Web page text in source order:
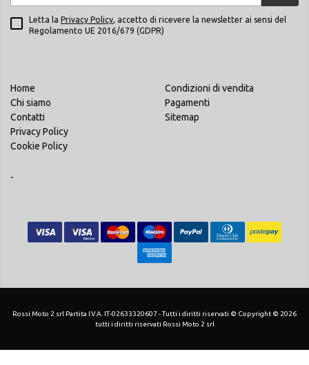
Letta la Privacy Policy , accetto di ricevere la newsletter ai sensi del
Regolamento UE 2016/679 (GDPR)
Home
Chi siamo
Contatti
Privacy Policy
Cookie Policy
Condizioni di vendita
Pagamenti
Sitemap
-
Rossi Moto 2 srl Partita I.V.A. IT-02633320607 - Tutti i diritti riservati © Copyright © 2026
tutti i diritti riservati Rossi Moto 2 srl